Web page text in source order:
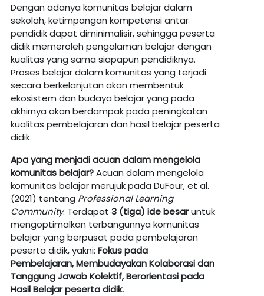
Dengan adanya komunitas belajar dalam
sekolah, ketimpangan kompetensi antar
pendidik dapat diminimalisir, sehingga peserta
didik memeroleh pengalaman belajar dengan
kualitas yang sama siapapun pendidiknya.
Proses belajar dalam komunitas yang terjadi
secara berkelanjutan akan membentuk
ekosistem dan budaya belajar yang pada
akhirnya akan berdampak pada peningkatan
kualitas pembelajaran dan hasil belajar peserta
didik.
Apayangmenjadiacuandalammengelola
komunitasbelajar?Acuan dalam mengelola
komunitas belajar merujuk pada DuFour, et al.
(2021) tentang Professional Learning
Community. Terdapat 3 (tiga) ide besaruntuk
mengoptimalkan terbangunnya komunitas
belajar yang berpusat pada pembelajaran
peserta didik, yakni: Fokus pada
Pembelajaran,Membudayakan Kolaborasi dan
Tanggung Jawab Kolektif,Berorientasipada
HasilBelajar peserta didik.